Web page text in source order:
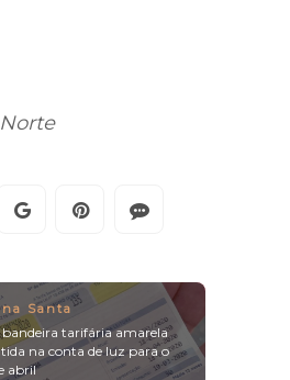
Santa
bandeira tarifária amarela
na conta de luz para o
abril